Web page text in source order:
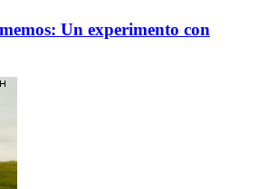
Un experimento con